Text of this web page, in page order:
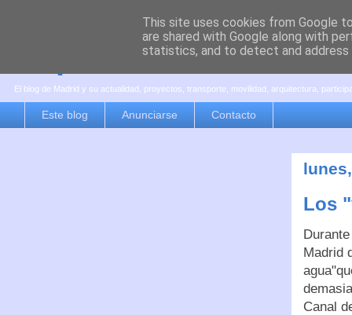
es por madrid
El blog de Madrid y su actualidad, proyectos, transporte, movilidad, arquitectura,
Este blog Anunciarse Contacto
Los
Madrid
Canal
This site uses cookies from Google
are shared with Google along with
statistics, and to detect and address